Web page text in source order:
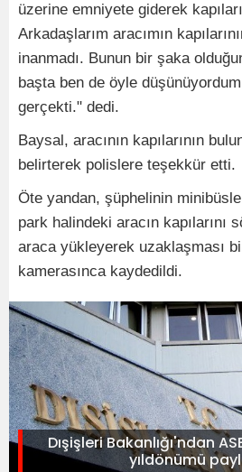
üzerine emniyete giderek
Arkadaşlarım aracımın
inanmadı. Bunun bir şaka
başta ben de öyle
gerçekti." dedi.
Baysal, aracının kapılarının
belirterek polislere teşekkür etti.
Öte yandan, şüphelinin
park halindeki aracın kapılarını
araca yükleyerek uzaklaşması
kamerasınca kaydedildi.
Dışişleri Bakanlığı'ndan
yıldönümü